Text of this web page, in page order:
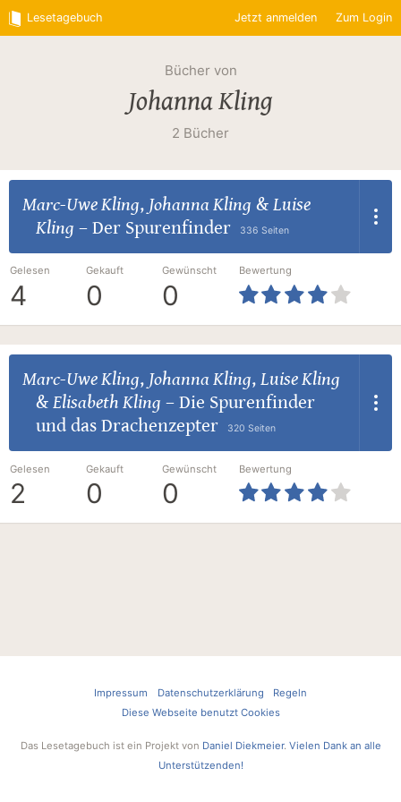
Lesetagebuch Jetzt anmelden Zum Login
Bücher von
Johanna Kling
2 Bücher
Marc-Uwe Kling, Johanna Kling & Luise
Kling – Der Spurenfinder 336 Seiten
Gelesen
4
Gekauft
0
Gewünscht
0
Bewertung
Marc-Uwe Kling, Johanna Kling, Luise Kling
& Elisabeth Kling – Die Spurenfinder
und das Drachenzepter
320 Seiten
Gelesen
2
Gekauft
0
Gewünscht
0
Bewertung
Impressum Datenschutzerklärung
Regeln
Diese Webseite benutzt Cookies
Das Lesetagebuch ist ein Projekt von Daniel Diekmeier. Vielen Dank an alle
Unterstützenden!